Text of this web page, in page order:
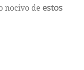
nocivo de estos